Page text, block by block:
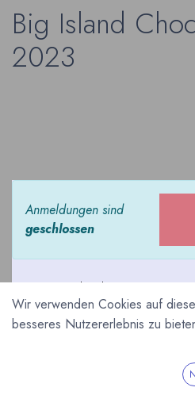
Big Island
2023
Anmeldungen sind
geschlossen
Das Big Island
Chocolate Festival auf
Hawaii ist ein
Wir verwenden Cookies auf
besseres Nutzererlebnis zu